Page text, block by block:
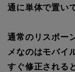
通に単体で置い
通常のリスポー
メなのはモバイ
すぐ修正される